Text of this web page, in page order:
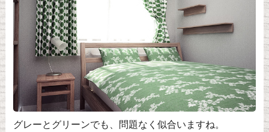
グレーとグリーンでも、問題なく似合いますね。